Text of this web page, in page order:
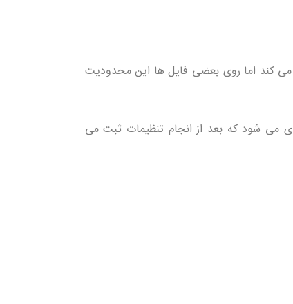
می کند اما روی بعضی فایل ها این محدودیت
می شود که بعد از انجام تنظیمات ثبت می